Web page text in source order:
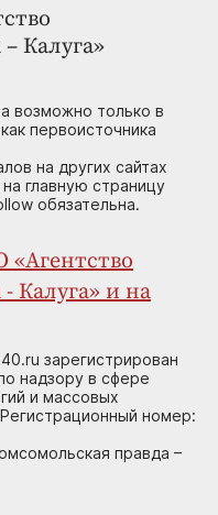
Калуга»
возможно только в
первоисточника
на других сайтах
главную страницу
обязательна.
«Агентство
Калуга» и на
зарегистрирован
надзору в сфере
и массовых
номер:
правда –